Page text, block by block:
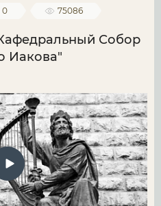
0 75086
Собор
Иакова"